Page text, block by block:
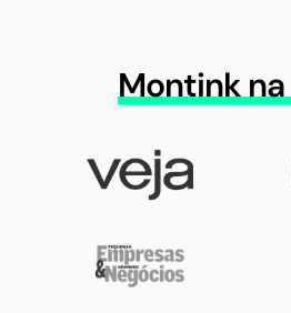
Montink